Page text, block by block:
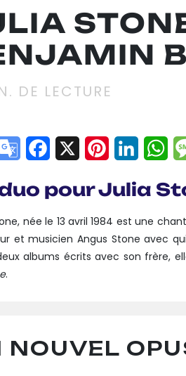
DE LECTURE
GoogleFacebook
X Pinterest
pour Julia
née le 13 avril 1984 est une
et musicien Angus Stone avec
albums écrits avec son frère,
.
NOUVEL